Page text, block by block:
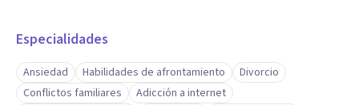
Especialidades
Ansiedad Habilidades de afrontamiento
Divorcio
Conflictos familiares
Adicción a internet